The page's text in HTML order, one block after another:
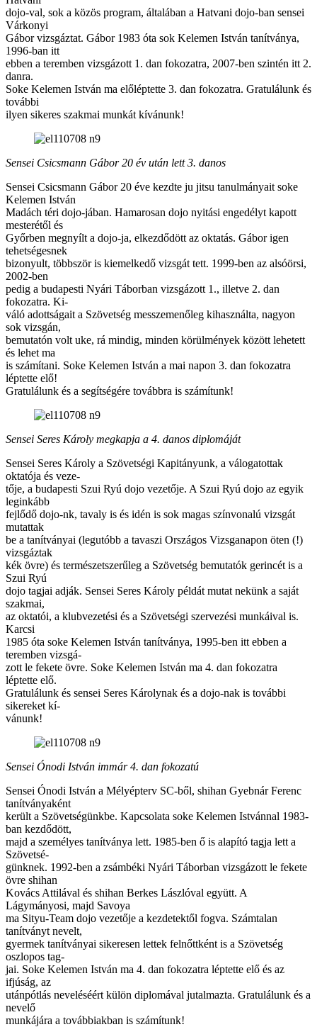
dojo-val, sok a közös program, általában a Hatvani dojo-ban sensei
Várkonyi
Gábor vizsgáztat. Gábor 1983 óta sok Kelemen István tanítványa,
1996-ban itt
ebben a teremben vizsgázott 1. dan fokozatra, 2007-ben szintén itt 2.
danra.
Soke Kelemen István ma előléptette 3. dan fokozatra. Gratulálunk és
további
ilyen sikeres szakmai munkát kívánunk!
Sensei Csicsmann Gábor 20 év után lett 3. danos
Sensei Csicsmann Gábor 20 éve kezdte ju jitsu tanulmányait soke
Kelemen István
Madách téri dojo-jában. Hamarosan dojo nyitási engedélyt kapott
mesterétől és
Győrben megnyílt a dojo-ja, elkezdődött az oktatás. Gábor igen
tehetségesnek
bizonyult, többször is kiemelkedő vizsgát tett. 1999-ben az alsóörsi,
2002-ben
pedig a budapesti Nyári Táborban vizsgázott 1., illetve 2. dan
fokozatra. Ki-
váló adottságait a Szövetség messzemenőleg kihasználta, nagyon
sok vizsgán,
bemutatón volt uke, rá mindig, minden körülmények között lehetett
és lehet ma
is számítani. Soke Kelemen István a mai napon 3. dan fokozatra
léptette elő!
Gratulálunk és a segítségére továbbra is számítunk!
Sensei Seres Károly megkapja a 4. danos diplomáját
Sensei Seres Károly a Szövetségi Kapitányunk, a válogatottak
oktatója és veze-
tője, a budapesti Szui Ryú dojo vezetője. A Szui Ryú dojo az egyik
leginkább
fejlődő dojo-nk, tavaly is és idén is sok magas színvonalú vizsgát
mutattak
be a tanítványai (legutóbb a tavaszi Országos Vizsganapon öten (!)
vizsgáztak
kék övre) és természetszerűleg a Szövetség bemutatók gerincét is a
Szui Ryú
dojo tagjai adják. Sensei Seres Károly példát mutat nekünk a saját
szakmai,
az oktatói, a klubvezetési és a Szövetségi szervezési munkáival is.
Karcsi
1985 óta soke Kelemen István tanítványa, 1995-ben itt ebben a
teremben vizsgá-
zott le fekete övre. Soke Kelemen István ma 4. dan fokozatra
léptette elő.
Gratulálunk és sensei Seres Károlynak és a dojo-nak is további
sikereket kí-
vánunk!
Sensei Ónodi István immár 4. dan fokozatú
Sensei Ónodi István a Mélyépterv SC-ből, shihan Gyebnár Ferenc
tanítványaként
került a Szövetségünkbe. Kapcsolata soke Kelemen Istvánnal 1983-
ban kezdődött,
majd a személyes tanítványa lett. 1985-ben ő is alapító tagja lett a
Szövetsé-
günknek. 1992-ben a zsámbéki Nyári Táborban vizsgázott le fekete
övre shihan
Kovács Attilával és shihan Berkes Lászlóval együtt. A
Lágymányosi, majd Savoya
ma Sityu-Team dojo vezetője a kezdetektől fogva. Számtalan
tanítványt nevelt,
gyermek tanítványai sikeresen lettek felnőttként is a Szövetség
oszlopos tag-
jai. Soke Kelemen István ma 4. dan fokozatra léptette elő és az
ifjúság, az
utánpótlás neveléséért külön diplomával jutalmazta. Gratulálunk és a
nevelő
munkájára a továbbiakban is számítunk!